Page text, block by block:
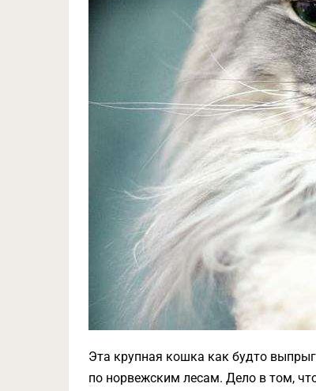
Эта крупная кошка как будто
по норвежским лесам. Дело в том,